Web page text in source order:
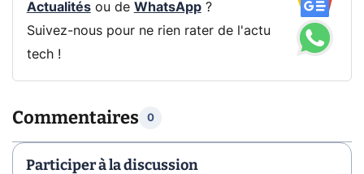
Actualitésou de WhatsApp?
Suivez-nous pour ne rien rater de l'actu
tech !
Commentaires 0
Participer à la discussion